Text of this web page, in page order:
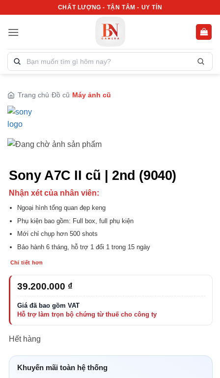
nội
CHẤT LƯỢNG - TẬN TÂM - UY TÍN
Tìm
kiếm
phẩm:
Trang chủ Đồ cũ Máy ảnh cũ
Sony A7C II cũ | 2nd (9040)
Nhận xét của nhân viên:
Ngoại hình tổng quan đẹp keng
Phụ kiện bao gồm: Full box, full phụ kiện
Mới chỉ chụp hơn 500 shots
Bảo hành 6 tháng, hỗ trợ 1 đổi 1 trong 15 ngày
Chi tiết hơn
39.200.000 ₫
Hết hàng
Khuyến mãi toàn hệ thống